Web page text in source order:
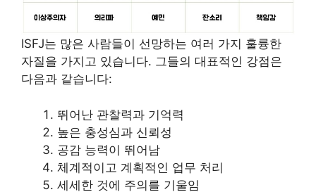
ISFJ는 많은 사람들이 선망하는 여러 가지 훌륭한
자질을 가지고 있습니다. 그들의 대표적인 강점은
다음과 같습니다:
뛰어난 관찰력과 기억력
높은 충성심과 신뢰성
공감 능력이 뛰어남
체계적이고 계획적인 업무 처리
세세한 것에 주의를 기울임